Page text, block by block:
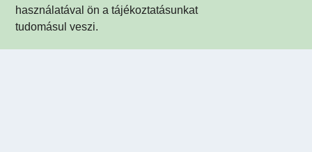
használatával ön a tájékoztatásunkat
tudomásul veszi.
1121 Budapest,
Konkoly-Thege Miklós út 29-33.,